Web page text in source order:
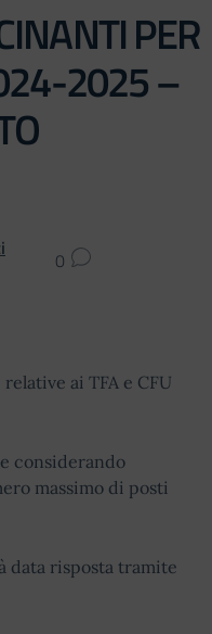
PER
2025 –
0
ai TFA e CFU
considerando
massimo di posti
data risposta tramite